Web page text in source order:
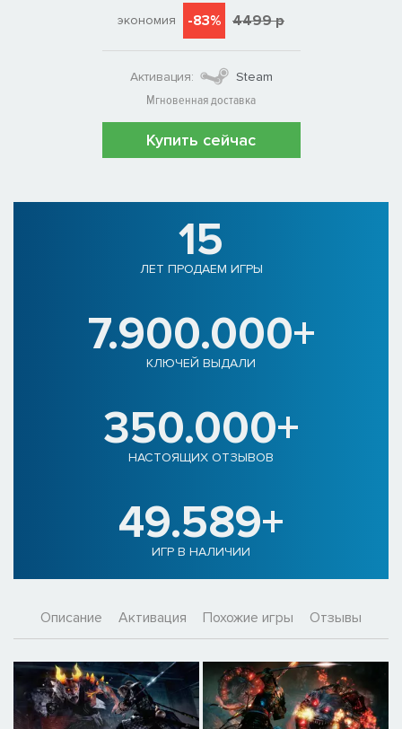
экономия -83% 4499 р
Активация:
Steam
Мгновенная доставка
Купить сейчас
15
ЛЕТ ПРОДАЕМ ИГРЫ
7.900.000+
КЛЮЧЕЙ ВЫДАЛИ
350.000+
НАСТОЯЩИХ ОТЗЫВОВ
49.589+
ИГР В НАЛИЧИИ
Описание Активация Похожие игры Отзывы